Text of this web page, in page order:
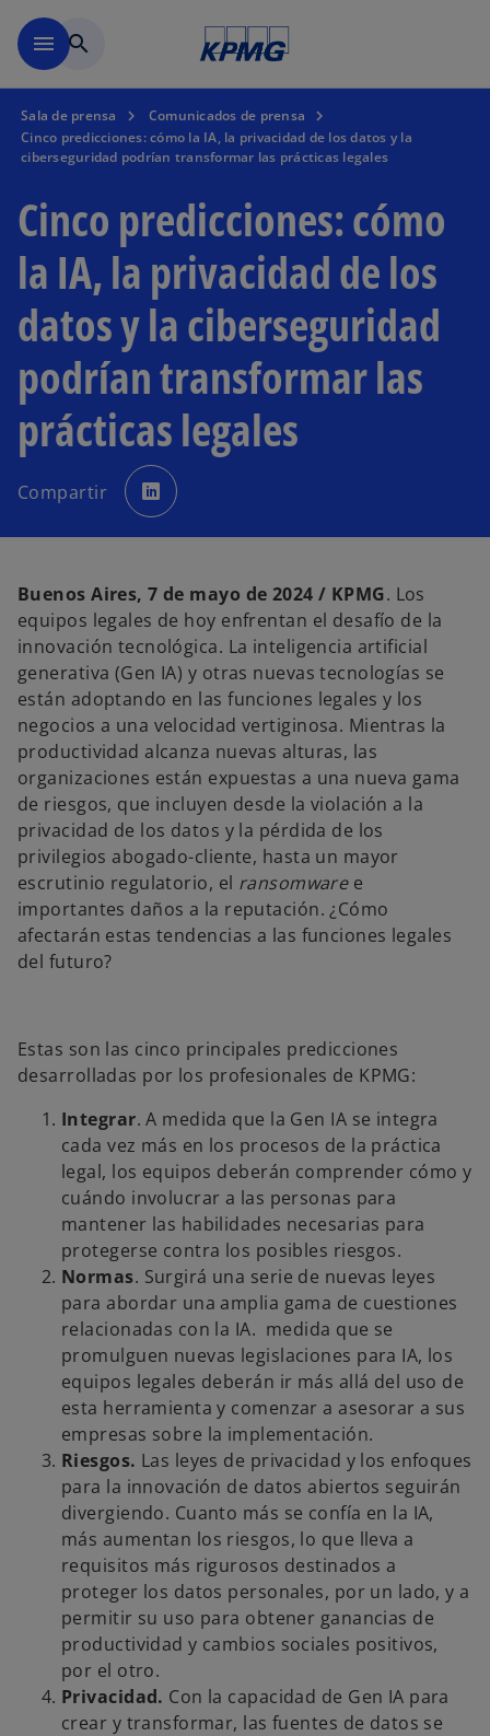
menu search
Sala de prensa
Comunicados de prensa
Cinco predicciones: cómo la IA, la privacidad de los datos y la
ciberseguridad podrían transformar las prácticas legales
Cinco predicciones: cómo
la IA, la privacidad de los
datos y la ciberseguridad
podrían transformar las
prácticas legales
Compartir e
a
e
n
a
p
e
s
t
a
ñ
a
n
u
e
v
a
Buenos Aires, 7 de mayo de 2024 / KPMG. Los
equipos legales de hoy enfrentan el desafío de la
innovación tecnológica. La inteligencia artificial
generativa (Gen IA) y otras nuevas tecnologías se
están adoptando en las funciones legales y los
negocios a una velocidad vertiginosa. Mientras la
productividad alcanza nuevas alturas, las
organizaciones están expuestas a una nueva gama
de riesgos, que incluyen desde la violación a la
privacidad de los datos y la pérdida de los
privilegios abogado-cliente, hasta un mayor
escrutinio regulatorio, el ransomwaree
importantes daños a la reputación. ¿Cómo
afectarán estas tendencias a las funciones legales
del futuro?
Estas son las cinco principales predicciones
desarrolladas por los profesionales de KPMG:
Integrar. A medida que la Gen IA se integra
cada vez más en los procesos de la práctica
legal, los equipos deberán comprender cómo y
cuándo involucrar a las personas para
mantener las habilidades necesarias para
protegerse contra los posibles riesgos.
Normas. Surgirá una serie de nuevas leyes
para abordar una amplia gama de cuestiones
relacionadas con la IA. medida que se
promulguen nuevas legislaciones para IA, los
equipos legales deberán ir más allá del uso de
esta herramienta y comenzar a asesorar a sus
empresas sobre la implementación.
Riesgos. Las leyes de privacidad y los enfoques
para la innovación de datos abiertos seguirán
divergiendo. Cuanto más se confía en la IA,
más aumentan los riesgos, lo que lleva a
requisitos más rigurosos destinados a
proteger los datos personales, por un lado, y a
permitir su uso para obtener ganancias de
productividad y cambios sociales positivos,
por el otro.
Privacidad. Con la capacidad de Gen IA para
crear y transformar, las fuentes de datos se